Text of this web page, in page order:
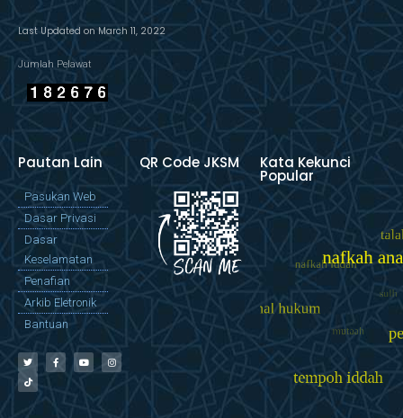
Last Updated on March 11, 2022
Jumlah Pelawat
Pautan Lain
Pasukan Web
Dasar Privasi
Dasar
Keselamatan
Penafian
Arkib Eletronik
Bantuan
QR Code JKSM Kata Kekunci
Popular